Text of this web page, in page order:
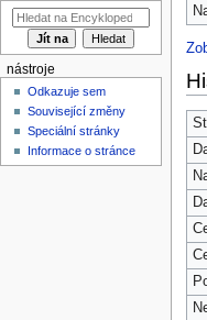
nástroje
Odkazuje sem
Související změny
Speciální stránky
Informace o stránce